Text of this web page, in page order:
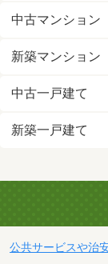
中古マンション
新築マンション
中古一戸建て
新築一戸建て
公共サービスや治